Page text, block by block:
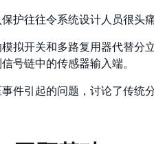
护往往令系统设计人员很头
拟开关和多路复用器代替分
号链中的传感器输入端。
件引起的问题，讨论了传统